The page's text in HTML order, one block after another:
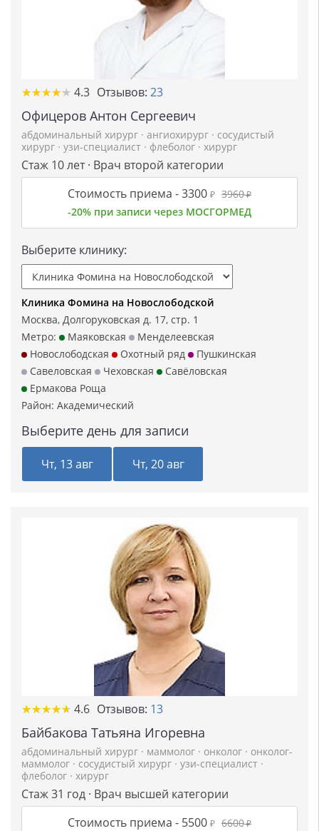
★★★★★
★★★★★ 4.3 Отзывов: 23
Офицеров Антон Сергеевич
абдоминальный хирург · ангиохирург · сосудистый
хирург · узи-специалист · флеболог · хирург
Стаж 10 лет · Врач второй категории
Стоимость приема -3300 ₽ 3960₽
-20% при записи через МОСГОРМЕД
Выберите клинику:
Клиника Фомина на Новослободской
Москва, Долгоруковская д. 17, стр. 1
Метро:
Маяковская
Менделеевская
Новослободская
Охотный ряд
Пушкинская
Савеловская
Чеховская
Савёловская
Ермакова Роща
Район: Академический
Выберите день для записи
Чт, 13 авг Чт, 20 авг
★★★★★
★★★★★ 4.6 Отзывов: 13
Байбакова Татьяна Игоревна
абдоминальный хирург · маммолог · онколог · онколог-
маммолог · сосудистый хирург · узи-специалист ·
флеболог · хирург
Стаж 31 год · Врач высшей категории
Стоимость приема - 5500 ₽ 6600₽